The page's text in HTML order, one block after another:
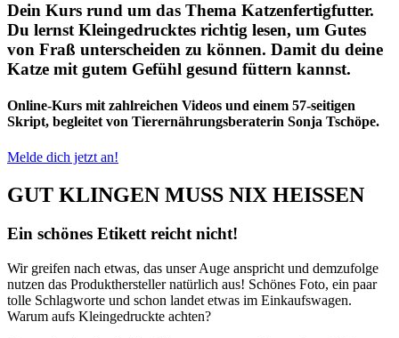
Dein Kurs rund um das Thema Katzenfertigfutter.
Du lernst Kleingedrucktes richtig lesen, um Gutes
von Fraß unterscheiden zu können. Damit du deine
Katze mit gutem Gefühl gesund füttern kannst.
Online-Kurs mit zahlreichen Videos und einem 57-seitigen
Skript, begleitet von Tierernährungsberaterin Sonja Tschöpe.
Melde dich jetzt an!
GUT KLINGEN MUSS NIX HEISSEN
Ein schönes Etikett reicht nicht!
Wir greifen nach etwas, das unser Auge anspricht und demzufolge
nutzen das Produkthersteller natürlich aus! Schönes Foto, ein paar
tolle Schlagworte und schon landet etwas im Einkaufswagen.
Warum aufs Kleingedruckte achten?